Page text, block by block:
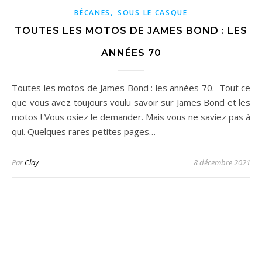
BÉCANES ,SOUS LE CASQUE
TOUTES LES MOTOS DE JAMES BOND : LES
ANNÉES 70
Toutes les motos de James Bond : les années 70. Tout ce
que vous avez toujours voulu savoir sur James Bond et les
motos ! Vous osiez le demander. Mais vous ne saviez pas à
qui. Quelques rares petites pages…
ParClay 8 décembre 2021